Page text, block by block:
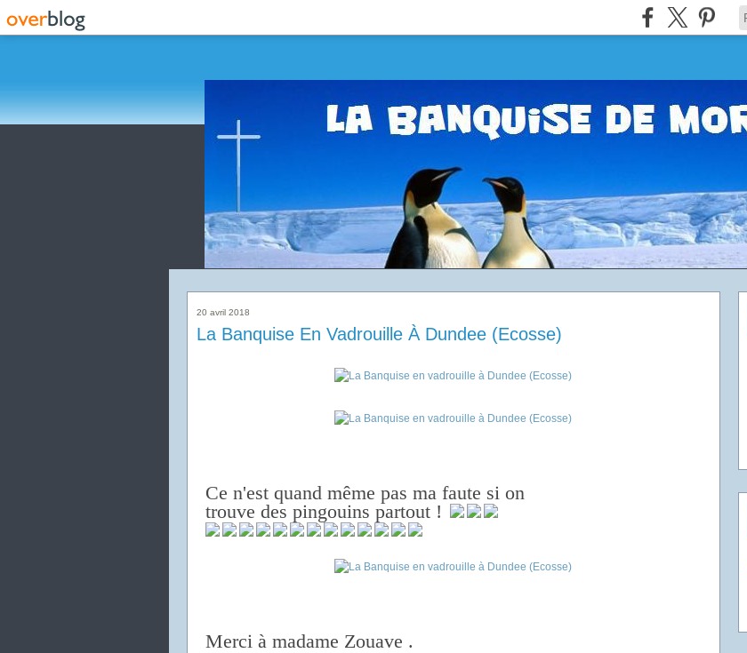
20 avril 2018
La Banquise En Vadrouille À Dundee (Ecosse)
Ce n'est quand même pas ma faute si on
trouve des pingouins partout !
Merci à madame Zouave .